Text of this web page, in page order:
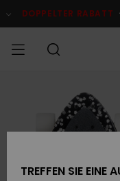
Produktinformation
DOPPELTER RABATT -25
JUNGEN
FRAUEN
TREFFEN SIE EINE